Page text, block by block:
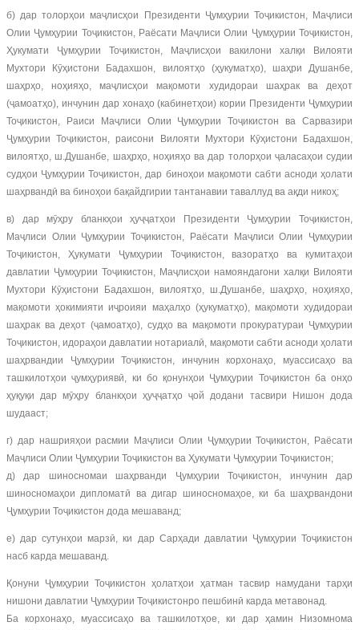
б) дар толорҳои маҷлисҳои Президенти Ҷумҳурии Тоҷикистон, Маҷлиси
Олии Ҷумҳурии Тоҷикистон, Раёсати Маҷлиси Олии Ҷумҳурии Тоҷикистон,
Ҳукумати Ҷумҳурии Тоҷикистон, Маҷлисҳои вакилони халқи Вилояти
Мухтори Кӯҳистони Бадахшон, вилоятҳо (ҳукуматҳо), шаҳри Душанбе,
шаҳрҳо, ноҳияҳо, маҷлисҳои мақомоти худидораи шаҳрак ва деҳот
(ҷамоатҳо), инчунин дар хонаҳо (кабинетҳои) кории Президенти Ҷумҳурии
Тоҷикистон, Раиси Маҷлиси Олии Ҷумҳурии Тоҷикистон ва Сарвазири
Ҷумҳурии Тоҷикистон, раисони Вилояти Мухтори Кӯҳистони Бадахшон,
вилоятҳо, ш.Душанбе, шаҳрҳо, ноҳияҳо ва дар толорҳои ҷаласаҳои судии
судҳои Ҷумҳурии Тоҷикистон, дар биноҳои мақомоти сабти асноди ҳолати
шаҳрвандӣ ва биноҳои бақайдгирии тантанавии таваллуд ва ақди никоҳ;
в) дар мӯҳру бланкҳои ҳуҷҷатҳои Президенти Ҷумҳурии Тоҷикистон,
Маҷлиси Олии Ҷумҳурии Тоҷикистон, Раёсати Маҷлиси Олии Ҷумҳурии
Тоҷикистон, Ҳукумати Ҷумҳурии Тоҷикистон, вазоратҳо ва кумитаҳои
давлатии Ҷумҳурии Тоҷикистон, Маҷлисҳои намояндагони халқи Вилояти
Мухтори Кӯҳистони Бадахшон, вилоятҳо, ш.Душанбе, шаҳрҳо, ноҳияҳо,
мақомоти ҳокимияти иҷроияи маҳалҳо (ҳукуматҳо), мақомоти худидораи
шаҳрак ва деҳот (ҷамоатҳо), судҳо ва мақомоти прокуратураи Ҷумҳурии
Тоҷикистон, идораҳои давлатии нотариалӣ, мақомоти сабти асноди ҳолати
шаҳрвандии Ҷумҳурии Тоҷикистон, инчунин корхонаҳо, муассисаҳо ва
ташкилотҳои ҷумҳуриявӣ, ки бо қонунҳои Ҷумҳурии Тоҷикистон ба онҳо
ҳуқуқи дар мӯҳру бланкҳои ҳуҷҷатҳо ҷой додани тасвири Нишон дода
шудааст;
г) дар нашрияҳои расмии Маҷлиси Олии Ҷумҳурии Тоҷикистон, Раёсати
Маҷлиси Олии Ҷумҳурии Тоҷикистон ва Ҳукумати Ҷумҳурии Тоҷикистон;
д) дар шиносномаи шаҳрванди Ҷумҳурии Тоҷикистон, инчунин дар
шиносномаҳои дипломатӣ ва дигар шиносномаҳое, ки ба шаҳрвандони
Ҷумҳурии Тоҷикистон дода мешаванд;
е) дар сутунҳои марзӣ, ки дар Сарҳади давлатии Ҷумҳурии Тоҷикистон
насб карда мешаванд.
Қонуни Ҷумҳурии Тоҷикистон ҳолатҳои ҳатман тасвир намудани тарҳи
нишони давлатии Ҷумҳурии Тоҷикистонро пешбинӣ карда метавонад.
Ба корхонаҳо, муассисаҳо ва ташкилотҳое, ки дар ҳамин Низомнома